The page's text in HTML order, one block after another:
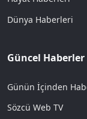
Dünya Haberleri
Güncel Haberler
Günün İçinden
Sözcü Web TV